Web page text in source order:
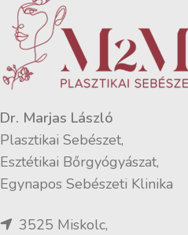
Dr. Marjas László
Plasztikai Sebészet,
Esztétikai Bőrgyógyászat,
Egynapos Sebészeti Klinika
3525 Miskolc,